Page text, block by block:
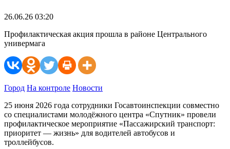
26.06.26 03:20
Профилактическая акция прошла в районе Центрального
универмага
Город На контроле Новости
25 июня 2026 года сотрудники Госавтоинспекции совместно
со специалистами молодёжного центра «Спутник» провели
профилактическое мероприятие «Пассажирский транспорт:
приоритет — жизнь» для водителей автобусов и
троллейбусов.